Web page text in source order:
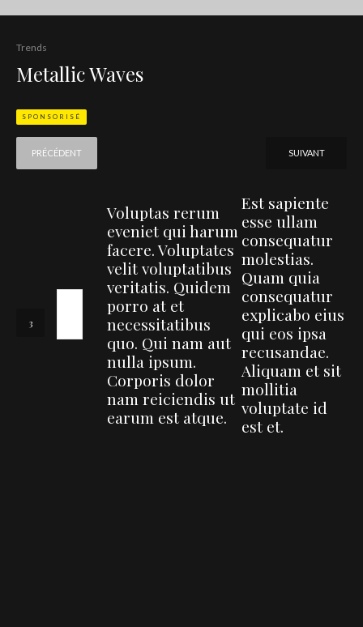
Trends
Metallic Waves
SPONSORISÉ
PRÉCÉDENT SUIVANT
Voluptas rerum
eveniet qui harum
facere. Voluptates
velit voluptatibus
veritatis. Quidem
porro at et
necessitatibus
quo. Qui nam aut
nulla ipsum.
Corporis dolor
nam reiciendis ut
earum est atque.
Est sapiente
esse ullam
consequatur
molestias.
Quam quia
consequatur
explicabo eius
qui eos ipsa
recusandae.
Aliquam et sit
mollitia
voluptate id
est et.